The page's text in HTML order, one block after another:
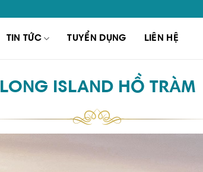
TIN TỨC TUYỂN DỤNG LIÊN HỆ
LONG ISLAND HỒ TRÀM